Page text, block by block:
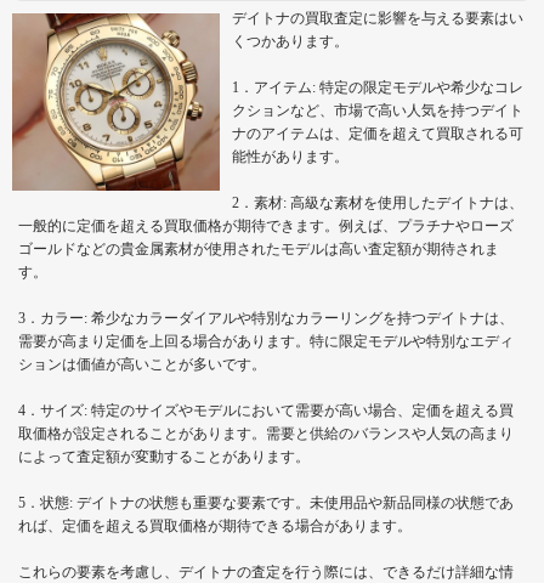
デイトナの買取査定に影響を与える要素はい
くつかあります。
1．アイテム: 特定の限定モデルや希少なコレ
クションなど、市場で高い人気を持つデイト
ナのアイテムは、定価を超えて買取される可
能性があります。
2．素材: 高級な素材を使用したデイトナは、
一般的に定価を超える買取価格が期待できます。例えば、プラチナやローズ
ゴールドなどの貴金属素材が使用されたモデルは高い査定額が期待されま
す。
3．カラー: 希少なカラーダイアルや特別なカラーリングを持つデイトナは、
需要が高まり定価を上回る場合があります。特に限定モデルや特別なエディ
ションは価値が高いことが多いです。
4．サイズ: 特定のサイズやモデルにおいて需要が高い場合、定価を超える買
取価格が設定されることがあります。需要と供給のバランスや人気の高まり
によって査定額が変動することがあります。
5．状態: デイトナの状態も重要な要素です。未使用品や新品同様の状態であ
れば、定価を超える買取価格が期待できる場合があります。
これらの要素を考慮し、デイトナの査定を行う際には、できるだけ詳細な情